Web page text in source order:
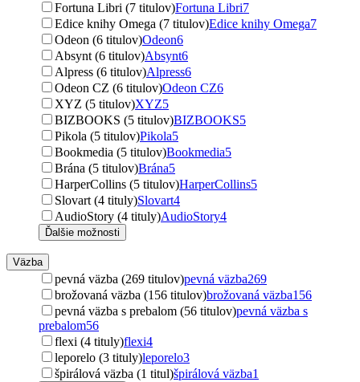
Fortuna Libri (7 titulov)Fortuna Libri7
Edice knihy Omega (7 titulov)Edice knihy Omega7
Odeon (6 titulov)Odeon6
Absynt (6 titulov)Absynt6
Alpress (6 titulov)Alpress6
Odeon CZ (6 titulov)Odeon CZ6
XYZ (5 titulov)XYZ5
BIZBOOKS (5 titulov)BIZBOOKS5
Pikola (5 titulov)Pikola5
Bookmedia (5 titulov)Bookmedia5
Brána (5 titulov)Brána5
HarperCollins (5 titulov)HarperCollins5
Slovart (4 tituly)Slovart4
AudioStory (4 tituly)AudioStory4
Ďalšie možnosti
Väzba
pevná väzba (269 titulov)pevná väzba269
brožovaná väzba (156 titulov)brožovaná väzba156
pevná väzba s prebalom (56 titulov)pevná väzba s
prebalom56
flexi (4 tituly)flexi4
leporelo (3 tituly)leporelo3
špirálová väzba (1 titul)špirálová väzba1